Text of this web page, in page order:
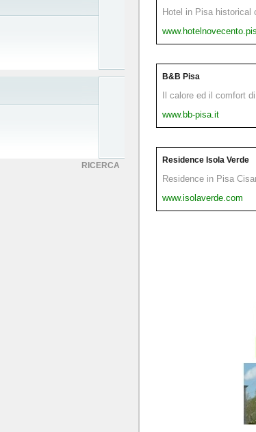
RICERCA
Hotel in Pisa historical
B&B Pisa
Il calore ed il comfort
www.bb-pisa.it
Residence Isola Verde
Residence in Pisa
www.isolaverde.com